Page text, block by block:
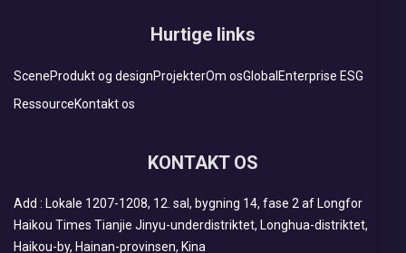
Hurtige links
SceneProdukt og designProjekterOm osGlobalEnterprise ESG
RessourceKontakt os
KONTAKT OS
Add : Lokale 1207-1208, 12. sal, bygning 14, fase 2 af Longfor
Haikou Times Tianjie Jinyu-underdistriktet, Longhua-distriktet,
Haikou-by, Hainan-provinsen, Kina